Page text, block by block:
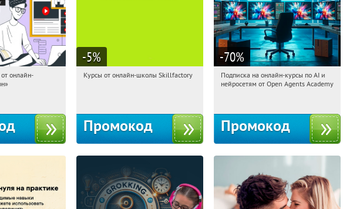
Получили:
онлайн-
-5%
06:47:54
Получи первым!
Курсы от онлайн-школы Skillfactory
Промокод
-70%
06:47:54 Получили:
Подписка на онлайн-курсы по AI и
нейросетям от Open Agents Academy
Промокод